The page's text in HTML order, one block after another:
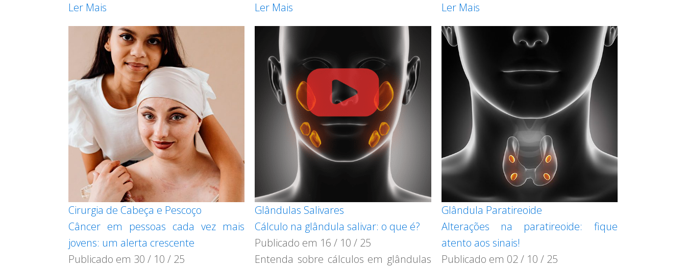
Ler Mais
Ler Mais
Ler Mais
Cirurgia de Cabeça e Pescoço
Câncer em pessoas cada vez mais
jovens: um alerta crescente
Publicado em 30 / 10 / 25
Glândulas Salivares
Cálculo na glândula salivar: o que é?
Publicado em 16 / 10 / 25
Entenda sobre cálculos em glândulas
Glândula Paratireoide
Alterações na paratireoide: fique
atento aos sinais!
Publicado em 02 / 10 / 25